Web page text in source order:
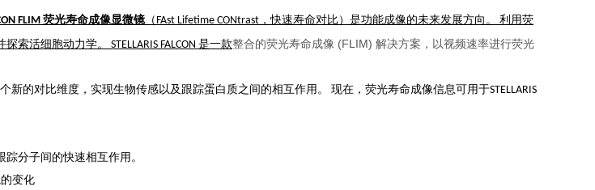
FLIM 荧光寿命成像显微镜 （FAst Lifetime CONtrast，快速寿命对比）是功能成像的未来发展方向。 利用荧
活细胞动力学。 STELLARIS FALCON 是一款整合的荧光寿命成像 (FLIM) 解决方案，以视频速率进行荧光
个新的对比维度，实现生物传感以及跟踪蛋白质之间的相互作用。 现在，荧光寿命成像信息可用于STELLARIS
踪分子间的快速相互作用。
变化